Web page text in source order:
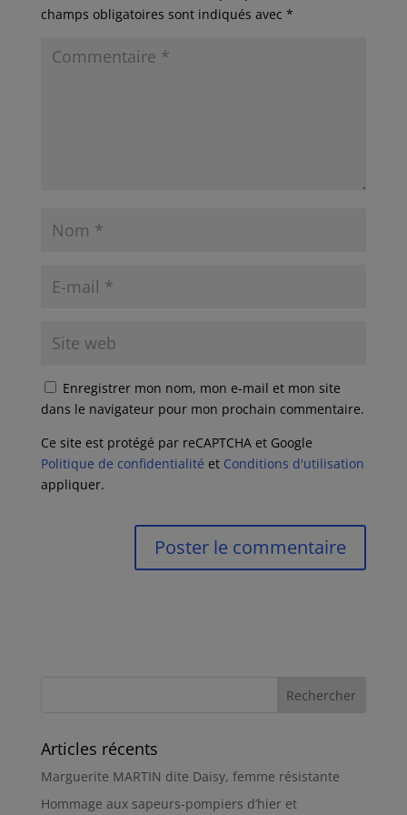
champs obligatoires sont indiqués avec *
Enregistrer mon nom, mon e-mail et mon site
dans le navigateur pour mon prochain commentaire.
Ce site est protégé par reCAPTCHA et Google
Politique de confidentialité et Conditions d'utilisation
appliquer.
Articles récents
Marguerite MARTIN dite Daisy, femme résistante
Hommage aux sapeurs-pompiers d’hier et